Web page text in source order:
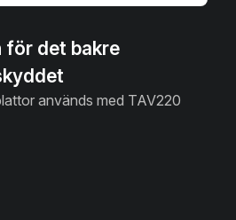
för det bakre
används med TAV220